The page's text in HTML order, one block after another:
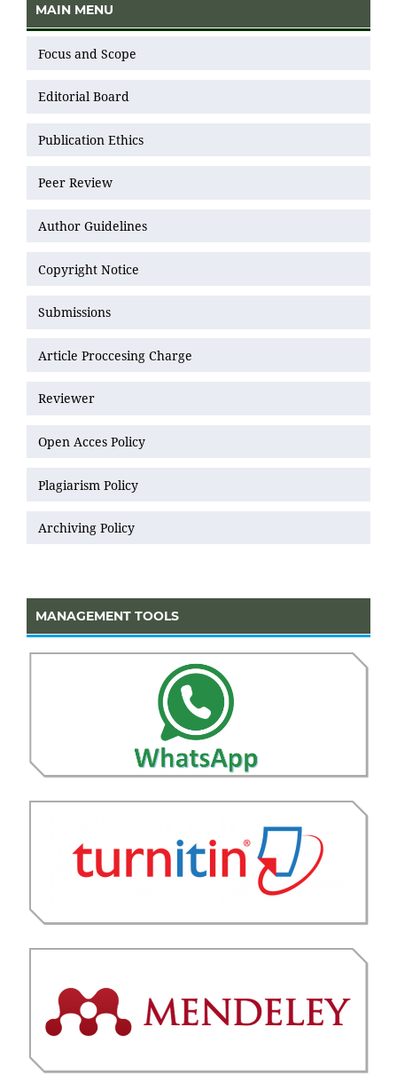
MAIN MENU
Focus and Scope
Editorial Board
Publication Ethics
Peer Review
Author Guidelines
Copyright Notice
Submissions
Article Proccesing Charge
Reviewer
Open Acces Policy
Plagiarism Policy
Archiving Policy
MANAGEMENT TOOLS